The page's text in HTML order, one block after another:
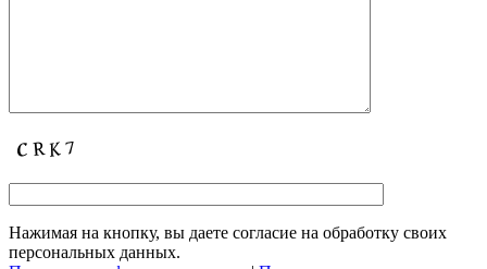
Нажимая на кнопку, вы даете согласие на обработку своих
персональных данных.